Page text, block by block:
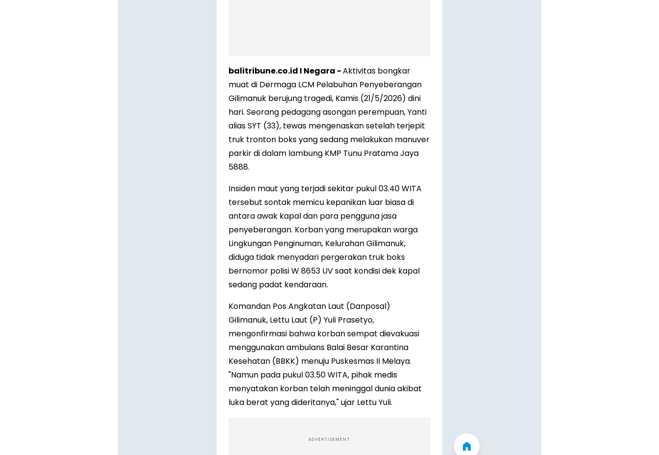
balitribune.co.id I Negara -Aktivitas bongkar
muat di Dermaga LCM Pelabuhan Penyeberangan
Gilimanuk berujung tragedi, Kamis (21/5/2026) dini
hari. Seorang pedagang asongan perempuan, Yanti
alias SYT (33), tewas mengenaskan setelah terjepit
truk tronton boks yang sedang melakukan manuver
parkir di dalam lambung KMP Tunu Pratama Jaya
5888.
Insiden maut yang terjadi sekitar pukul 03.40 WITA
tersebut sontak memicu kepanikan luar biasa di
antara awak kapal dan para pengguna jasa
penyeberangan. Korban yang merupakan warga
Lingkungan Penginuman, Kelurahan Gilimanuk,
diduga tidak menyadari pergerakan truk boks
bernomor polisi W 8653 UV saat kondisi dek kapal
sedang padat kendaraan.
Komandan Pos Angkatan Laut (Danposal)
Gilimanuk, Lettu Laut (P) Yuli Prasetyo,
mengonfirmasi bahwa korban sempat dievakuasi
menggunakan ambulans Balai Besar Karantina
Kesehatan (BBKK) menuju Puskesmas II Melaya.
"Namun pada pukul 03.50 WITA, pihak medis
menyatakan korban telah meninggal dunia akibat
luka berat yang dideritanya," ujar Lettu Yuli.
ADVERTISEMENT